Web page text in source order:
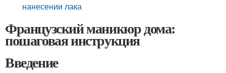
нанесении лака
Французский маникюр дома:
пошаговая инструкция
Введение